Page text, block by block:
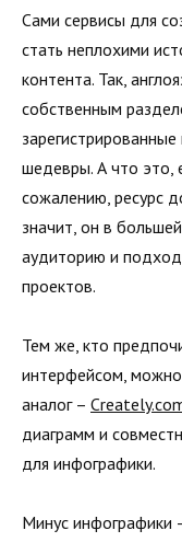
Сами сервисы для
стать неплохими
контента. Так,
собственным
шедевры. А что это,
сожалению, ресурс
значит, он в
аудиторию и
проектов.
Тем же, кто
интерфейсом,
аналог –
диаграмм и
для инфографики.
Минус инфографики